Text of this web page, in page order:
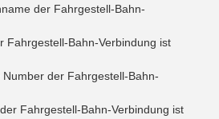
der Fahrgestell-Bahn-
Fahrgestell-Bahn-Verbindung ist
der Fahrgestell-Bahn-
Fahrgestell-Bahn-Verbindung ist